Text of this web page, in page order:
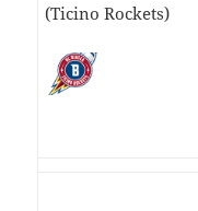
(Ticino Rockets)